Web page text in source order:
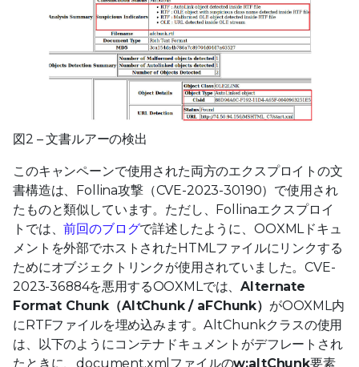
図2 – 文書ルアーの検出
このキャンペーンで使用された両方のエクスプロイトの文
書構造は、Follina攻撃（CVE-2023-30190）で使用され
たものと類似しています。ただし、Follinaエクスプロイ
トでは、前回のブログで詳述したように、OOXMLドキュ
メントを外部でホストされたHTMLファイルにリンクする
ためにオブジェクトリンクが使用されていました。CVE-
2023-36884を悪用するOOXMLでは、Alternate
Format Chunk（AltChunk / aFChunk） がOOXML内
にRTFファイルを埋め込みます。AltChunkクラスの使用
は、以下のようにコンテナドキュメントがデフレートされ
たときに、document.xmlファイルのw:altChunk要素